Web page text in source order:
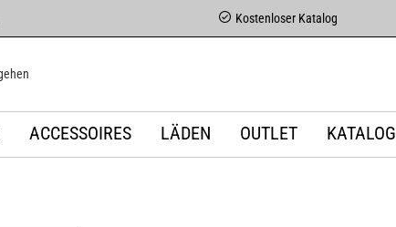
Kostenloser Katalog
ACCESSOIRES LÄDEN OUTLET KATALOG